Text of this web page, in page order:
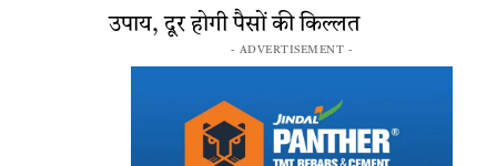
उपाय, दूर होगी पैसों की किल्लत
- ADVERTISEMENT -